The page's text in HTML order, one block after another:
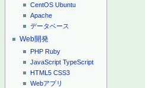
CentOS Ubuntu
Apache
データベース
Web開発
PHP Ruby
JavaScript TypeScript
HTML5 CSS3
Webアプリ